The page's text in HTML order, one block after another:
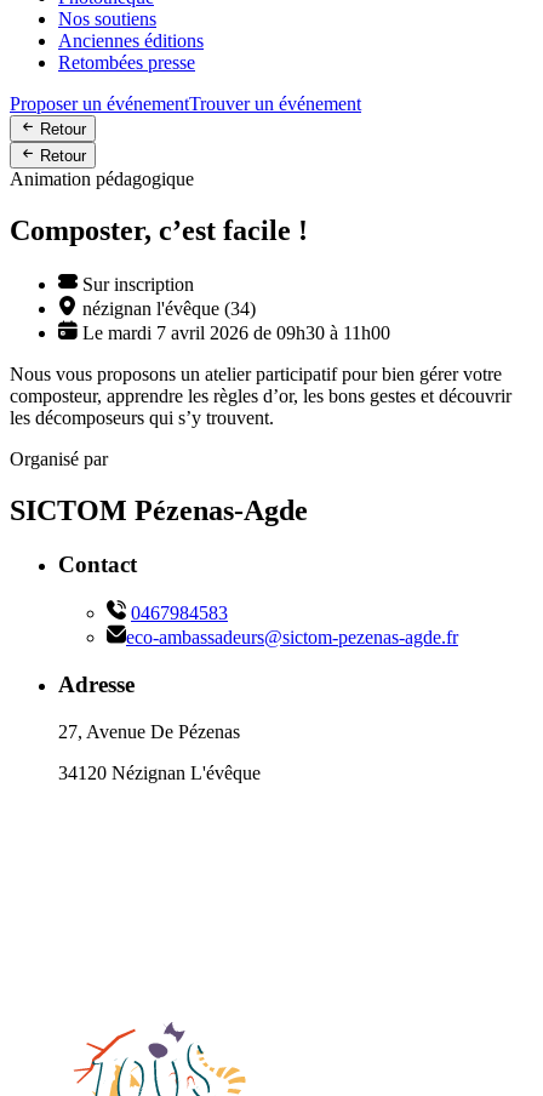
Nos soutiens
Anciennes éditions
Retombées presse
Proposer un événementTrouver un événement
Retour
Retour
Animation pédagogique
Composter, c’est facile !
Sur inscription
nézignan l'évêque (34)
Le mardi 7 avril 2026 de 09h30 à 11h00
Nous vous proposons un atelier participatif pour bien gérer votre
composteur, apprendre les règles d’or, les bons gestes et découvrir
les décomposeurs qui s’y trouvent.
Organisé par
SICTOM Pézenas-Agde
Contact
0467984583
eco-ambassadeurs@sictom-pezenas-agde.fr
Adresse
27, Avenue De Pézenas
34120 Nézignan L'évêque